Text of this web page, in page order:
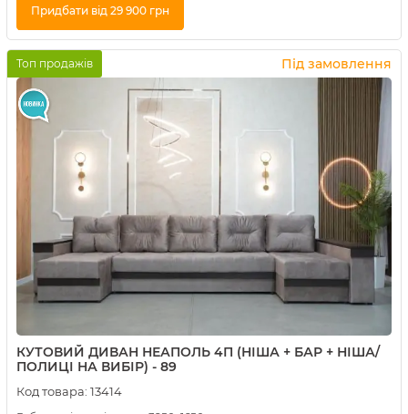
Придбати від 29 900 грн
Купити в 1 клік
Під замовлення
Топ продажів
КУТОВИЙ ДИВАН НЕАПОЛЬ 4П (НІША + БАР + НІША/
ПОЛИЦІ НА ВИБІР) - 89
Код товара: 13414